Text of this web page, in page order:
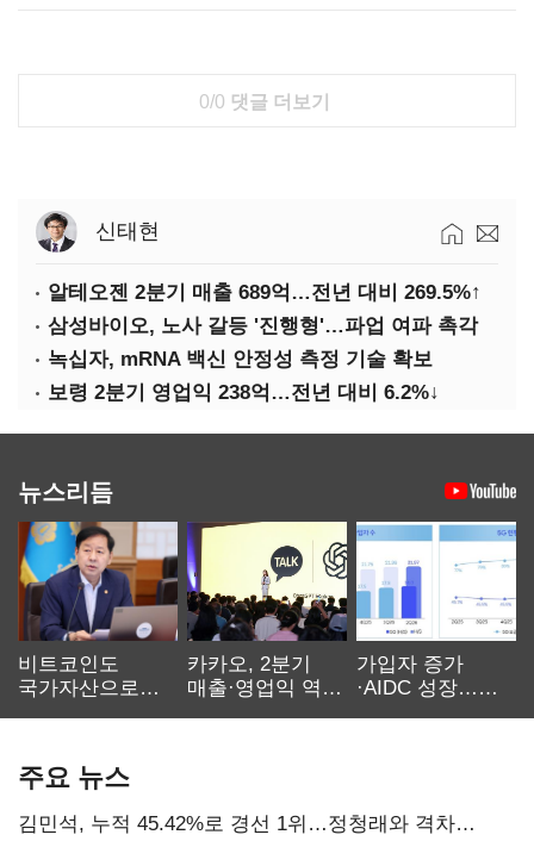
0/0 댓글 더보기
신태현
알테오젠 2분기 매출 689억…전년 대비 269.5%↑
삼성바이오, 노사 갈등 '진행형'…파업 여파 촉각
녹십자, mRNA 백신 안정성 측정 기술 확보
보령 2분기 영업익 238억…전년 대비 6.2%↓
뉴스리듬
비트코인도
국가자산으로…'
카카오, 2분기
매출·영업익 역대
가입자 증가
·AIDC 성장…
주요 뉴스
김민석, 누적 45.42%로 경선 1위…정청래와 격차